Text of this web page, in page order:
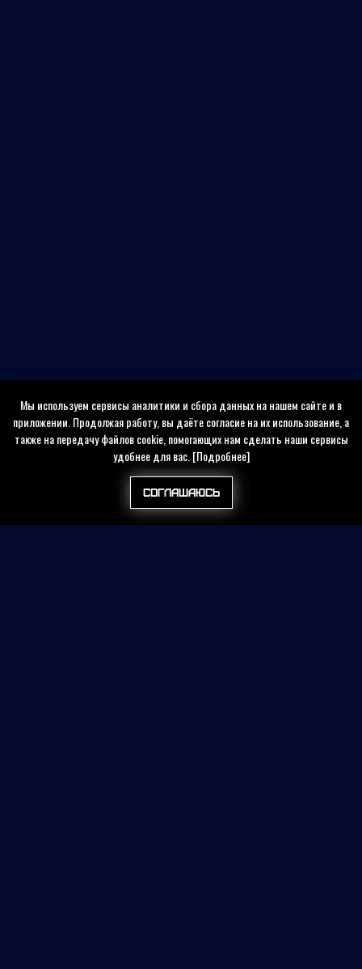
Мы используем сервисы аналитики и сбора данных на нашем сайте и в
приложении. Продолжая работу, вы даёте согласие на их использование, а
также на передачу файлов cookie, помогающих нам сделать наши сервисы
удобнее для вас.[Подробнее]
Соглашаюсь